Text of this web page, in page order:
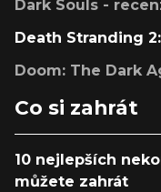
Dark Souls -
Death Stranding
Doom: The Dark
Co si zahrát
10 nejlepších
můžete zahrát